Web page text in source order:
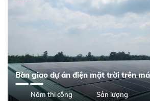
Bàn giao dự án điện mặt trời trên
Năm thi công Sản lượng